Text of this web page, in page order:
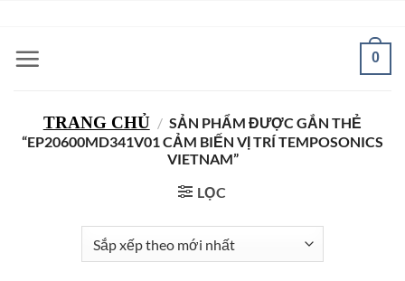
nội
0
TRANG CHỦ / SẢN PHẨM ĐƯỢC GẮN THẺ
“EP20600MD341V01 CẢM BIẾN VỊ TRÍ TEMPOSONICS
VIETNAM”
LỌC